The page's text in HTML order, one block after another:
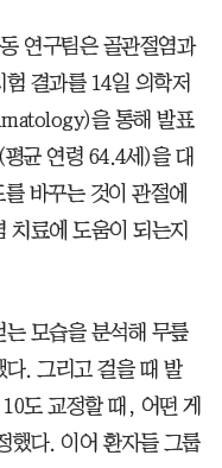
연구팀은 골관절염과
결과를 14일 의학저
을 통해 발표
균 연령 64.4세)을 대
바꾸는 것이 관절에
치료에 도움이 되는지
모습을 분석해 무릎
다. 그리고 걸을 때 발
도 교정할 때, 어떤 게
했다. 이어 환자들 그룹